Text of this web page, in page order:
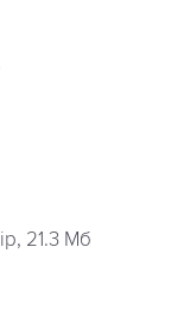
21.3 Мб